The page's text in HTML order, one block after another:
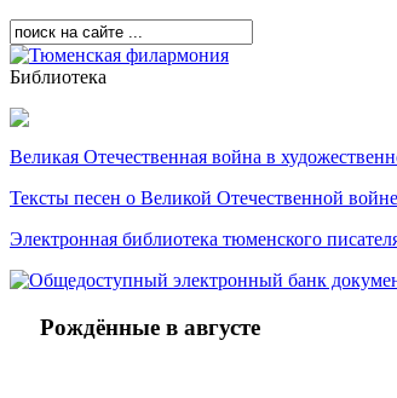
Библиотека
Великая Отечественная война в
Тексты песен о Великой Отечественной
Электронная библиотека тюменского
Рождённые в августе